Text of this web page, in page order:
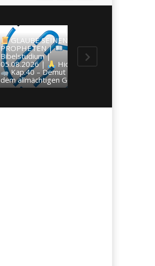
GLAUBE SEINEN
PROPHETEN |
Bibelstudium |
05.08.2026 |
Hiob |
Kap.40 – Demut vor
dem allmächtigen Gott